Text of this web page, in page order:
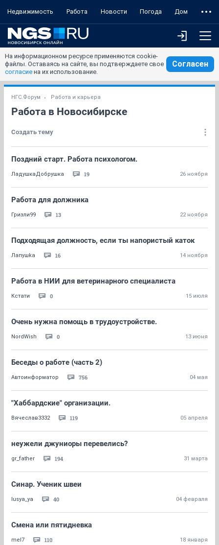
Недвижимость Работа Новости Погода Дом
На информационном ресурсе применяются cookie-
файлы. Оставаясь на сайте, вы подтверждаете свое
согласие на их использование.
Согласен
НГС.Форум Работа и карьера
Работа в Новосибирске
Создать тему
Поздний старт. Работа психологом.
ЛадушкаДобрушка 19 26 ноября
Работа для должника
Гризли99 13 22 ноября
Подходящая должность, если ты напористый каток
Лапушkа 16 14 ноября
Работа в НИИ для ветеринарного специалиста
Кстати 0 15 июля
Очень нужна помощь в трудоустройстве.
NordWish 0 13 июня
Беседы о работе (часть 2)
Автоинформатор 756 04 мая
"Хаббардские" организации.
Вячеслав3332 119 05 апреля
неужели джуниоры перевелись?
gr_father 194 31 марта
Синар. Ученик швеи
lusya_ya 40 04 февраля
Смена или пятидневка
mel7 110 18 января